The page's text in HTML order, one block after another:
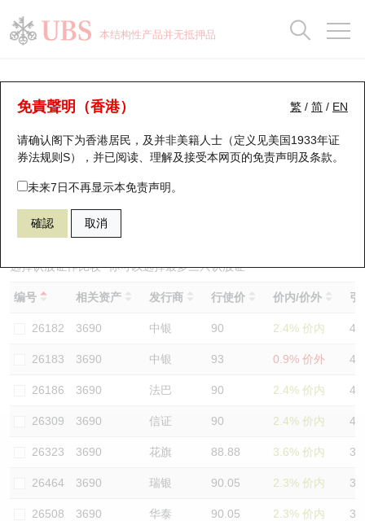
本结构性产品并无抵押品
繁 / 简 / EN
免責聲明（香港）
请确认阁下为香港居民，及并非美籍人士（定义见美国1933年证
券法规则S），并已阅读、理解及接受本网页的免责声明及条款。
未来7日不再显示本免责声明。
確認 取消
认股证分析仪
表现 街货统计 比较
26527 瑞银认购 3690 美团
选择认股证作比较*你可以选择最多三只认股证
编号 相关资产 发行商 行使价 价内/价外 引
26182 3690 中银 90 2.4% 价内
26183 3690 中银 93 0.9% 价外
26186 3690 法巴 90 2.4% 价内
26309 3690 信证 90 2.4% 价内
26323 3690 花旗 88.88 3.6% 价内
26464 3690 瑞银 90.05 2.3% 价内
26508 3690 华泰 90.05 2.3% 价内
瑞银认股证一览
新发行瑞银认股证
即将到期认股证
认股证到期结算价查找
认股证分析仪
认股证速算机
认股证/牛熊证日志
认股证文件及公告
街货统计
比较
牛熊全景快搜
牛熊证搜寻
牛熊证街货分布图
正股牛熊证列表
新发行瑞银牛熊证
已收回牛熊证剩余价值
牛熊证到期结算价查找
牛熊证分析仪
牛熊证文件及公告
街货统计
比较
十大升幅/跌幅
十大认股证成交分布
十天股证占大市成交
资金流
街货统计
三十大平均引伸波幅
正股分析仪
二十大活跃股份
恒指成份股
国指成份股
科指成份股
相关资产沽空
中资ETFs溢价比较
AH 股价对照
ADR
持股比重
显示所有持股比重
每月轮证大市专题
轮证专栏
讲座及教育短片
认股证投资者教育
牛熊证投资者教育
认股证牛熊证常问问题